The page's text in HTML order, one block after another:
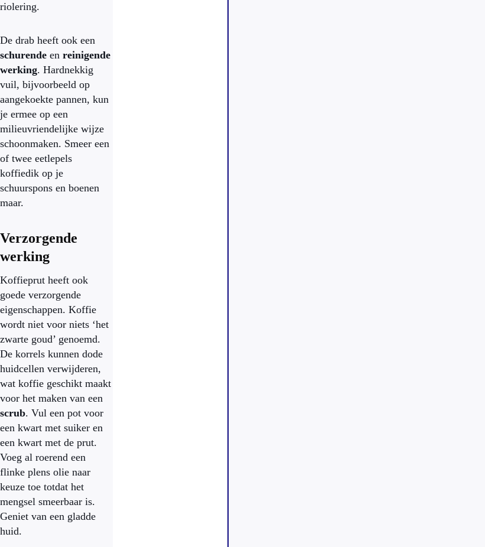
riolering.
De drab heeft ook een
schurende en reinigende
werking. Hardnekkig
vuil, bijvoorbeeld op
aangekoekte pannen, kun
je ermee op een
milieuvriendelijke wijze
schoonmaken. Smeer een
of twee eetlepels
koffiedik op je
schuurspons en boenen
maar.
Verzorgende
werking
Koffieprut heeft ook
goede verzorgende
eigenschappen. Koffie
wordt niet voor niets ‘het
zwarte goud’ genoemd.
De korrels kunnen dode
huidcellen verwijderen,
wat koffie geschikt maakt
voor het maken van een
scrub. Vul een pot voor
een kwart met suiker en
een kwart met de prut.
Voeg al roerend een
flinke plens olie naar
keuze toe totdat het
mengsel smeerbaar is.
Geniet van een gladde
huid.